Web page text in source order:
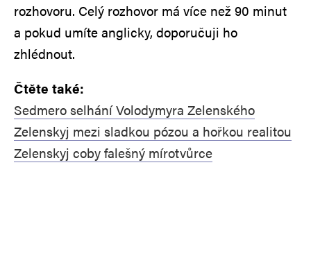
rozhovoru. Celý rozhovor má více než 90 minut
a pokud umíte anglicky, doporučuji ho
zhlédnout.
Čtěte také:
Sedmero selhání Volodymyra Zelenského
Zelenskyj mezi sladkou pózou a hořkou realitou
Zelenskyj coby falešný mírotvůrce